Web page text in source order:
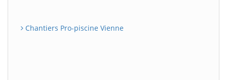
Chantiers Pro-piscine Vienne